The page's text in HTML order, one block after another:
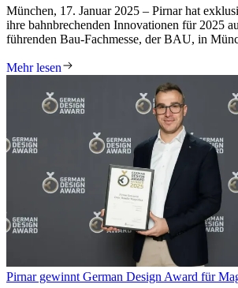
München, 17. Januar 2025 – Pirnar hat
ihre bahnbrechenden Innovationen für 2025
führenden Bau-Fachmesse, der BAU, in
Mehr lesen
Pirnar gewinnt German Design Award für